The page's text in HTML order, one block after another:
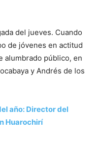
del jueves. Cuando
de jóvenes en actitud
alumbrado público, en
y Andrés de los
año: Director del
Huarochirí